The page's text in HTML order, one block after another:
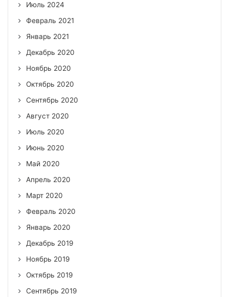
Июль 2024
Февраль 2021
Январь 2021
Декабрь 2020
Ноябрь 2020
Октябрь 2020
Сентябрь 2020
Август 2020
Июль 2020
Июнь 2020
Май 2020
Апрель 2020
Март 2020
Февраль 2020
Январь 2020
Декабрь 2019
Ноябрь 2019
Октябрь 2019
Сентябрь 2019